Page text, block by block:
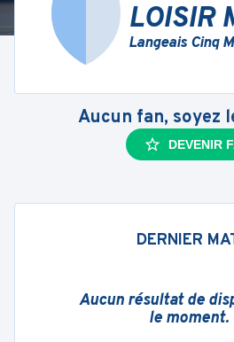
LOISIR
Langeais Cinq
Aucun fan, soyez
DEVENIR
DERNIER
Aucun résultat de
le moment.